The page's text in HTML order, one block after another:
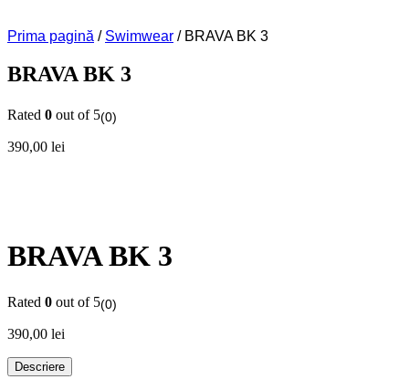
Prima pagină / Swimwear / BRAVA BK 3
BRAVA BK 3
Rated 0 out of 5(0)
390,00 lei
BRAVA BK 3
Rated 0 out of 5(0)
390,00 lei
Descriere